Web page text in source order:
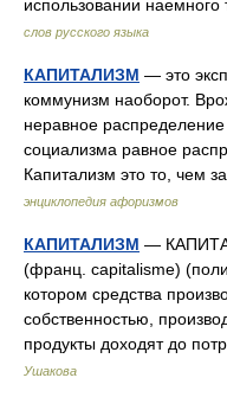
использовании
слов русского языка
КАПИТАЛИЗМ — это
коммунизм наоборот.
неравное
социализма равное
Капитализм это то, чем
энциклопедия афоризмов
КАПИТАЛИЗМ —
(франц. capitalisme)
котором средства
собственностью,
продукты доходят до
Ушакова